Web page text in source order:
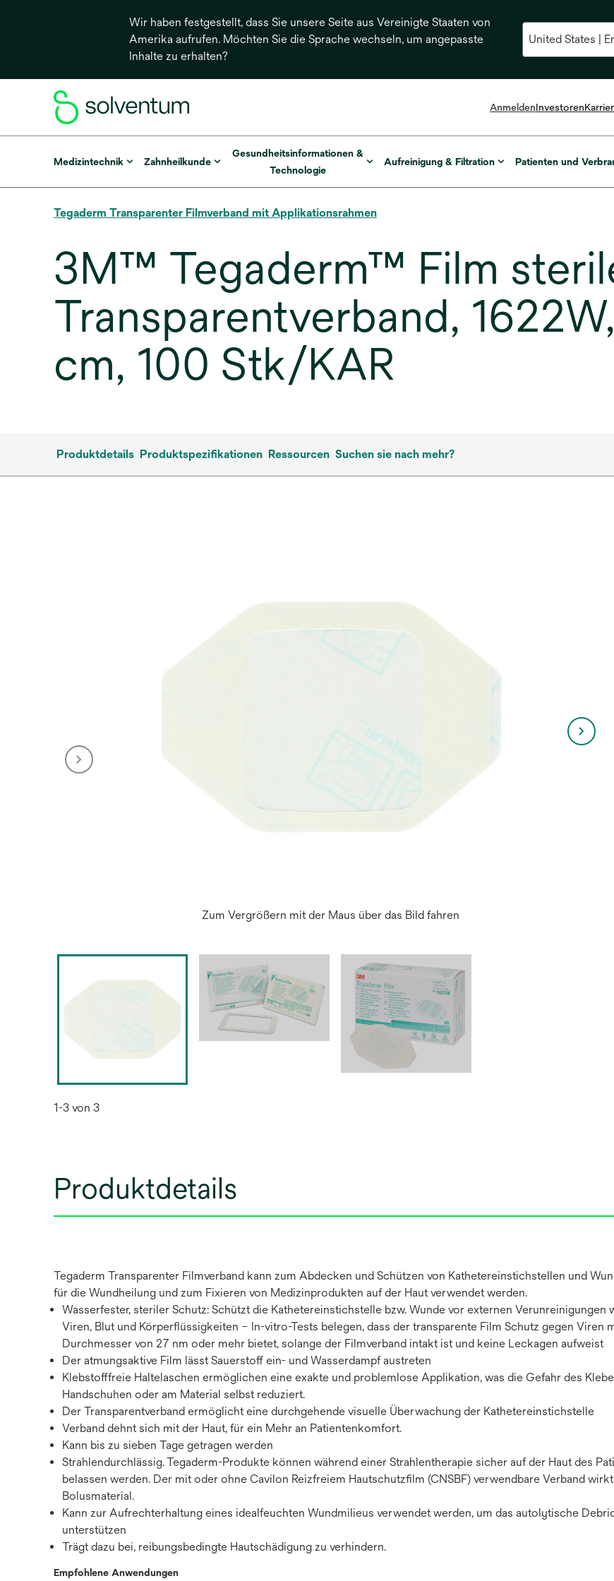
Wir haben festgestellt, dass Sie unsere Seite aus Vereinigte Staaten von
Amerika aufrufen. Möchten Sie die Sprache wechseln, um angepasste
Inhalte zu erhalten?
AnmeldenInvestoren
Medizintechnik Zahnheilkunde
Gesundheitsinformationen &
Technologie
Aufreinigung & Filtration Patienten und
Tegaderm Transparenter Filmverband mit Applikationsrahmen
3M™ Tegaderm™ Film
Transparentverband,
cm, 100 Stk/KAR
Produktdetails Produktspezifikationen Ressourcen Suchen sie nach mehr?
Zum Vergrößern mit der Maus über das Bild fahren
1-3 von 3
Produktdetails
Tegaderm Transparenter Filmverband kann zum Abdecken und Schützen von Kathetereinstichstellen und
für die Wundheilung und zum Fixieren von Medizinprodukten auf der Haut verwendet werden.
Wasserfester, steriler Schutz: Schützt die Kathetereinstichstelle bzw. Wunde vor externen Verunreinigungen
Viren, Blut und Körperflüssigkeiten – In-vitro-Tests belegen, dass der transparente Film Schutz gegen Viren
Durchmesser von 27 nm oder mehr bietet, solange der Filmverband intakt ist und keine Leckagen aufweist
Der atmungsaktive Film lässt Sauerstoff ein- und Wasserdampf austreten
Klebstofffreie Haltelaschen ermöglichen eine exakte und problemlose Applikation, was die Gefahr des
Handschuhen oder am Material selbst reduziert.
Der Transparentverband ermöglicht eine durchgehende visuelle Überwachung der Kathetereinstichstelle
Verband dehnt sich mit der Haut, für ein Mehr an Patientenkomfort.
Kann bis zu sieben Tage getragen werden
Strahlendurchlässig. Tegaderm-Produkte können während einer Strahlentherapie sicher auf der Haut des
belassen werden. Der mit oder ohne Cavilon Reizfreiem Hautschutzfilm (CNSBF) verwendbare Verband
Bolusmaterial.
Kann zur Aufrechterhaltung eines idealfeuchten Wundmilieus verwendet werden, um das autolytische
unterstützen
Trägt dazu bei, reibungsbedingte Hautschädigung zu verhindern.
Empfohlene Anwendungen